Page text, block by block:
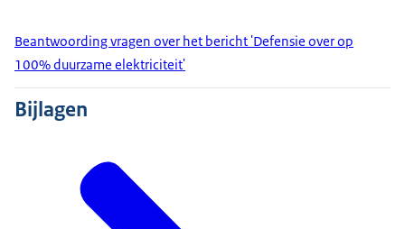
Beantwoording vragen over het bericht 'Defensie over op
100% duurzame elektriciteit'
Bijlagen